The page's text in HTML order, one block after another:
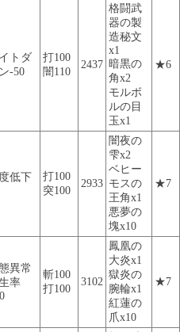
トダ
-50
打100
闇110
2437
格闘武
器の製
造秘文
x1
暗黒の
角x2
モルボ
ルの目
玉x1
★6
低下
打100
突100
2933
闇夜の
雫x2
ベヒー
モスの
王角x1
悪夢の
塊x10
★7
異常
率
斬100
打100
3102
鳳凰の
大炎x1
獄炎の
腕輪x1
紅蓮の
爪x10
★7